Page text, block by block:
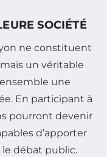
SOCIÉTÉ
ne constituent
un véritable
une
En participant à
pourront devenir
d’apporter
le débat public.